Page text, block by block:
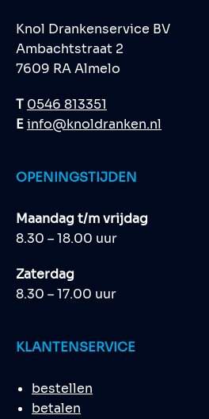
Knol Drankenservice BV
Ambachtstraat 2
7609 RA Almelo
T 0546 813351
Einfo@knoldranken.nl
OPENINGSTIJDEN
Maandag t/m vrijdag
8.30 – 18.00 uur
Zaterdag
8.30 – 17.00 uur
KLANTENSERVICE
bestellen
betalen